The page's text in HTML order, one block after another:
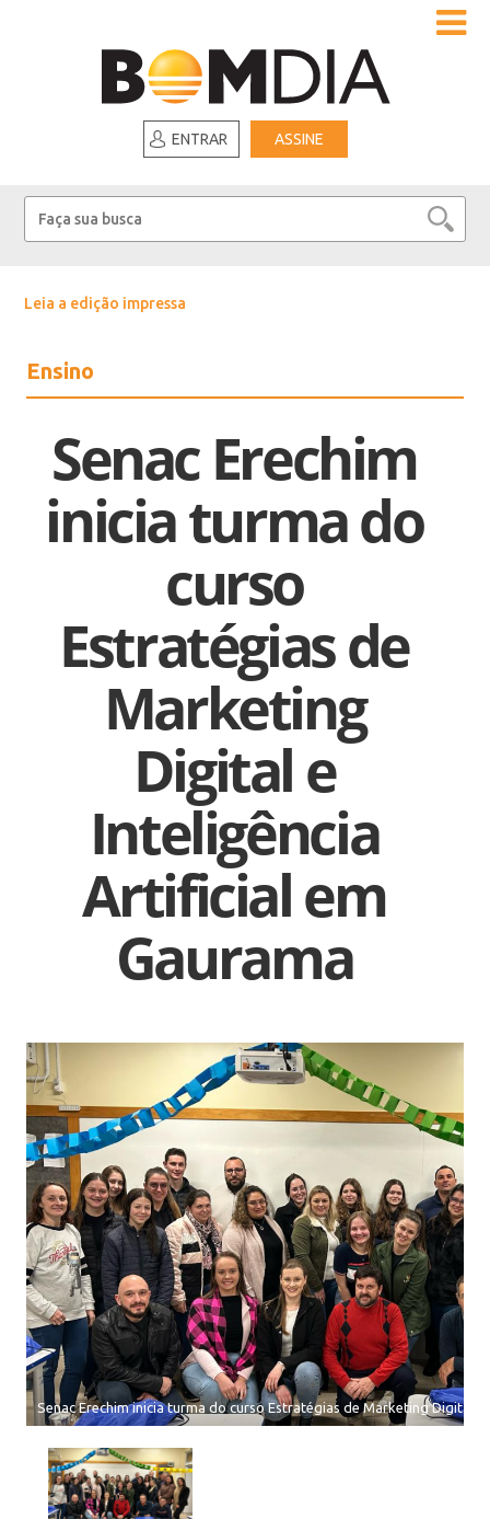
ENTRAR ASSINE
Leia a edição impressa
Ensino
Senac Erechim
inicia turma do
curso
Estratégias de
Marketing
Digital e
Inteligência
Artificial em
Gaurama
Senac Erechim inicia turma do curso Estratégias de Marketing Digital